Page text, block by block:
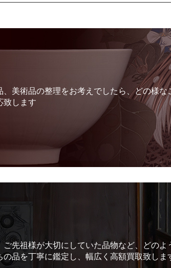
美術品の整理をお考えでしたら、どの様な
致します
先祖様が大切にしていた品物など、どの
品を丁寧に鑑定し、幅広く高額買取致しま